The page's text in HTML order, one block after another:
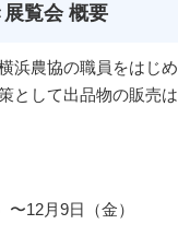
覧会 概要
浜農協の職員をはじ
として出品物の販売
12月9日（金）